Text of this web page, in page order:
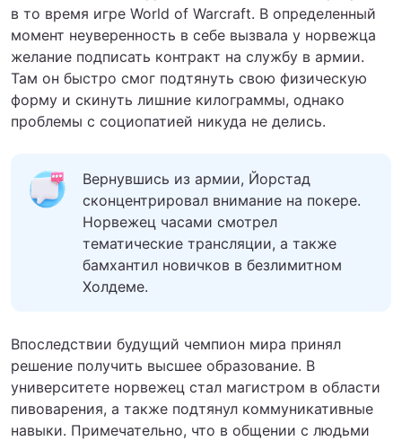
в то время игре World of Warcraft. В определенный
момент неуверенность в себе вызвала у норвежца
желание подписать контракт на службу в армии.
Там он быстро смог подтянуть свою физическую
форму и скинуть лишние килограммы, однако
проблемы с социопатией никуда не делись.
Вернувшись из армии, Йорстад
сконцентрировал внимание на покере.
Норвежец часами смотрел
тематические трансляции, а также
бамхантил новичков в безлимитном
Холдеме.
Впоследствии будущий чемпион мира принял
решение получить высшее образование. В
университете норвежец стал магистром в области
пивоварения, а также подтянул коммуникативные
навыки. Примечательно, что в общении с людьми